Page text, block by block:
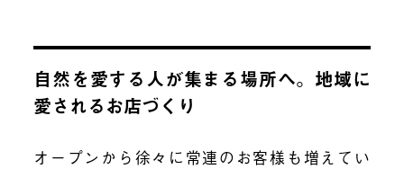
自然を愛する人が集まる場所へ。地域に
愛されるお店づくり
オープンから徐々に常連のお客様も増えてい